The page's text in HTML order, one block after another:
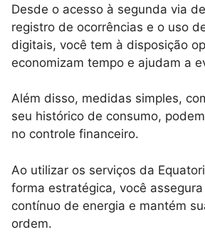
Desde o acesso à segunda via
registro de ocorrências e o uso
digitais, você tem à disposição
economizam tempo e ajudam a
Além disso, medidas simples,
seu histórico de consumo,
no controle financeiro.
Ao utilizar os serviços da
forma estratégica, você
contínuo de energia e mantém
ordem.